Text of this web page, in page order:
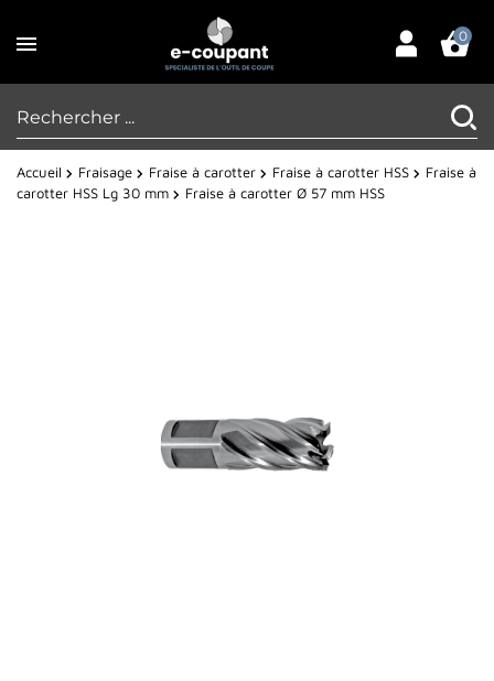
0
Accueil Fraisage Fraise à carotter Fraise à carotter HSS
Fraise à
carotter HSS Lg 30 mm
Fraise à carotter Ø 57 mm HSS